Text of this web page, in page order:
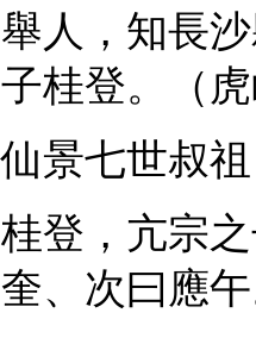
舉人，知長
子桂登。（
仙景七世叔祖
桂登，亢宗
奎、次曰應